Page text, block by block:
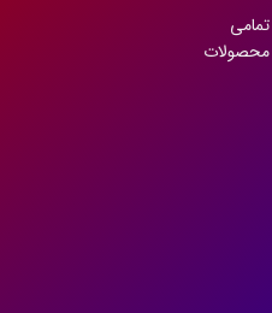
تمامی
محصولات